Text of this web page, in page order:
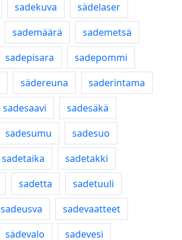
sadekuva
sädelaser
sademäärä
sademetsä
sadepisara
sadepommi
sädereuna
saderintama
sadesaavi
sadesäkä
sadesumu
sadesuo
sadetaika
sadetakki
sadetta
sadetuuli
sadeusva
sadevaatteet
sädevalo
sadevesi